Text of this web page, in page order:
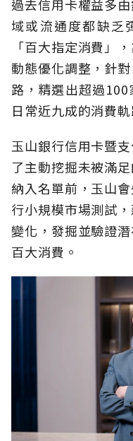
過去信用卡權益多
域或流通度都缺乏
「百大指定消費」
動態優化調整，針
路，精選出超過
日常近九成的消費
玉山銀行信用卡暨
了主動挖掘未被滿
納入名單前，玉山
行小規模市場測試
變化，發掘並驗證
百大消費。